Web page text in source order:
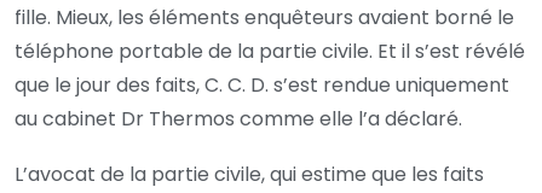
fille. Mieux, les éléments enquêteurs avaient borné le
téléphone portable de la partie civile. Et il s’est révélé
que le jour des faits, C. C. D. s’est rendue uniquement
au cabinet Dr Thermos comme elle l’a déclaré.
L’avocat de la partie civile, qui estime que les faits